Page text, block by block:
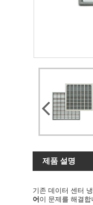
제품 설명
기존 데이터 센터
어 이 문제를 해결